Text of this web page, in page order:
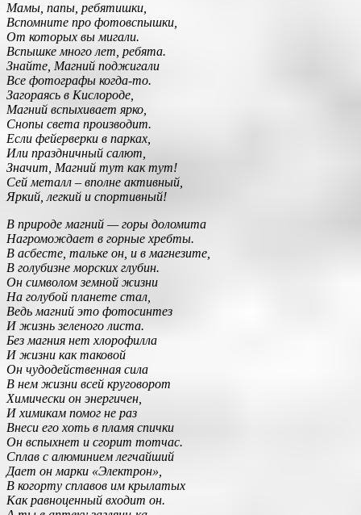
Мамы, папы, ребятишки,
Вспомните про фотовспышки,
От которых вы мигали.
Вспышке много лет, ребята.
Знайте, Магний поджигали
Все фотографы когда-то.
Загораясь в Кислороде,
Магний вспыхивает ярко,
Снопы света производит.
Если фейерверки в парках,
Или праздничный салют,
Значит, Магний тут как тут!
Сей металл – вполне активный,
Яркий, легкий и спортивный!
В природе магний — горы доломита
Нагромождает в горные хребты.
В асбесте, тальке он, и в магнезите,
В голубизне морских глубин.
Он символом земной жизни
На голубой планете стал,
Ведь магний это фотосинтез
И жизнь зеленого листа.
Без магния нет хлорофилла
И жизни как таковой
Он чудодейственная сила
В нем жизни всей круговорот
Химически он энергичен,
И химикам помог не раз
Внеси его хоть в пламя спички
Он вспыхнет и сгорит тотчас.
Сплав с алюминием легчайший
Дает он марки «Электрон»,
В когорту сплавов им крылатых
Как равноценный входит он.